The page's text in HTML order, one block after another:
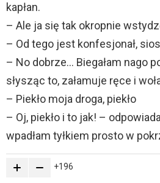
kapłan.
– Ale ja się tak okropnie
– Od tego jest konfesjonał,
– No dobrze… Biegałam nago
słysząc to, załamuje ręce i
– Piekło moja droga, piekło
– Oj, piekło i to jak! –
wpadłam tyłkiem prosto w
196